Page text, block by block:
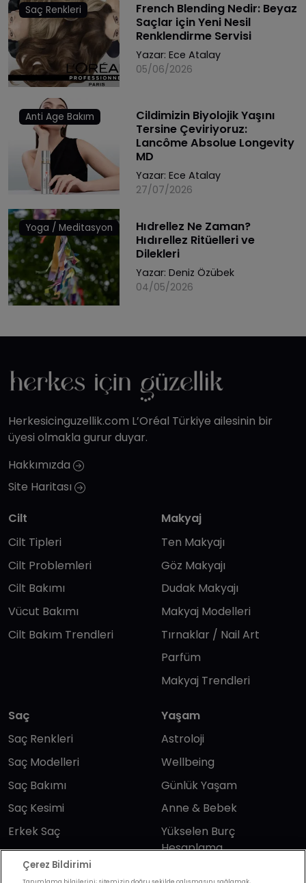
Saç Renkleri
French Blending Nedir: Beyaz
Saçlar için Yeni Nesil
Renklendirme Servisi
Yazar: Ece Atalay
05/06/2026
Anti Age Bakım
Cildimizin Biyolojik Yaşını
Tersine Çeviriyoruz:
Lancôme Absolue Longevity
MD
Yazar: Ece Atalay
27/07/2026
Yoga / Meditasyon
Hıdrellez Ne Zaman?
Hıdırellez Ritüelleri ve
Dilekleri
Yazar: Deniz Özübek
04/05/2026
Herkesicinguzellik.com L’Oréal Türkiye ailesinin bir
üyesi olmakla gurur duyar.
Hakkımızda
Site Haritası
Cilt
Cilt Tipleri
Cilt Problemleri
Cilt Bakımı
Vücut Bakımı
Cilt Bakım Trendleri
Makyaj
Ten Makyajı
Göz Makyajı
Dudak Makyajı
Makyaj Modelleri
Tırnaklar / Nail Art
Parfüm
Makyaj Trendleri
Saç
Saç Renkleri
Saç Modelleri
Saç Bakımı
Saç Kesimi
Erkek Saç
Kuaförler
Saç Trendleri
Yaşam
Astroloji
Wellbeing
Günlük Yaşam
Anne & Bebek
Yükselen Burç
Hesaplama
Çerez Bildirimi